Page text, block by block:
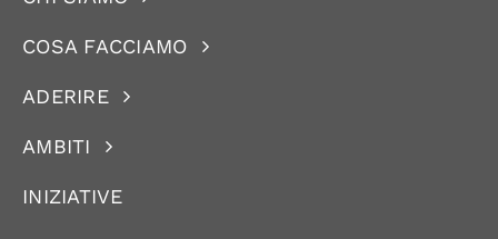
COSA FACCIAMO
ADERIRE
AMBITI
INIZIATIVE